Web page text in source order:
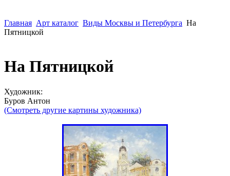
Главная Арт каталог Виды Москвы и Петербурга На
Пятницкой
На Пятницкой
Художник:
Буров Антон
(Смотреть другие картины художника)